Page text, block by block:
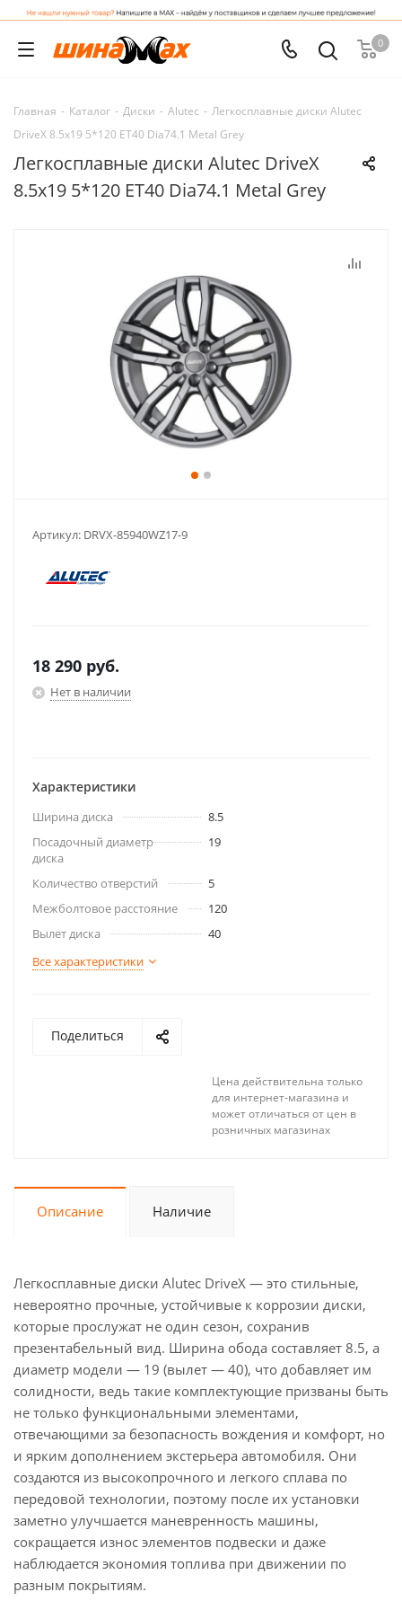
0
Главная - Каталог - Диски - Alutec - Легкосплавные диски Alutec
DriveX 8.5x19 5*120 ET40 Dia74.1 Metal Grey
Легкосплавные диски Alutec DriveX
8.5x19 5*120 ET40 Dia74.1 Metal Grey
Артикул: DRVX-85940WZ17-9
18 290 руб.
Нет в наличии
Характеристики
Ширина диска
8.5
Посадочный диаметр
диска
19
Количество отверстий
5
Межболтовое расстояние
120
Вылет диска
40
Все характеристики
Поделиться
Цена действительна только
для интернет-магазина и
может отличаться от цен в
розничных магазинах
Описание Наличие
Легкосплавные диски Alutec DriveX — это стильные,
невероятно прочные, устойчивые к коррозии диски,
которые прослужат не один сезон, сохранив
презентабельный вид. Ширина обода составляет 8.5, а
диаметр модели — 19 (вылет — 40), что добавляет им
солидности, ведь такие комплектующие призваны быть
не только функциональными элементами,
отвечающими за безопасность вождения и комфорт, но
и ярким дополнением экстерьера автомобиля. Они
создаются из высокопрочного и легкого сплава по
передовой технологии, поэтому после их установки
заметно улучшается маневренность машины,
сокращается износ элементов подвески и даже
наблюдается экономия топлива при движении по
разным покрытиям.